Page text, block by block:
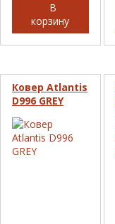
В
корзину
Ковер Atlantis
D996 GREY